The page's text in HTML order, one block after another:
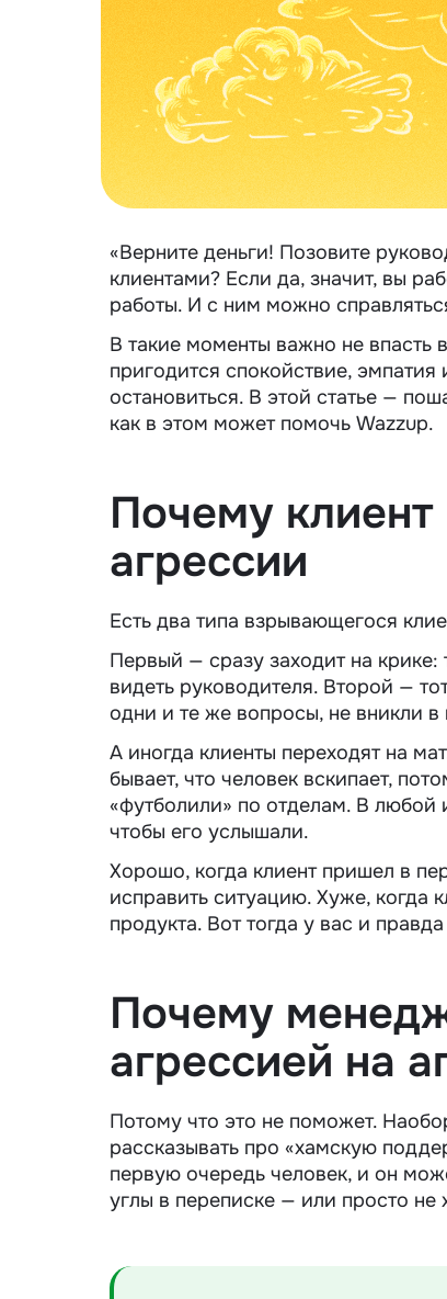
«Верните деньги! Позовите
клиентами? Если да, значит, вы
работы. И с ним можно
В такие моменты важно не впасть
пригодится спокойствие, эмпатия
остановиться. В этой статье —
как в этом может помочь Wazzup.
Почему
агрессии
Есть два типа взрывающегося
Первый — сразу заходит на крике:
видеть руководителя. Второй —
одни и те же вопросы, не вникли в
А иногда клиенты переходят на
бывает, что человек вскипает,
«футболили» по отделам. В любой
чтобы его услышали.
Хорошо, когда клиент пришел в
исправить ситуацию. Хуже, когда
продукта. Вот тогда у вас и
Почему
агрессией на
Потому что это не поможет.
рассказывать про «хамскую
первую очередь человек, и он
углы в переписке — или просто не